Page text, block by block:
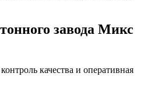
завода Микс
качества и оперативная